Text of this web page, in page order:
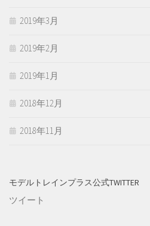
2019年3月
2019年2月
2019年1月
2018年12月
2018年11月
モデルトレインプラス公式TWITTER
ツイート